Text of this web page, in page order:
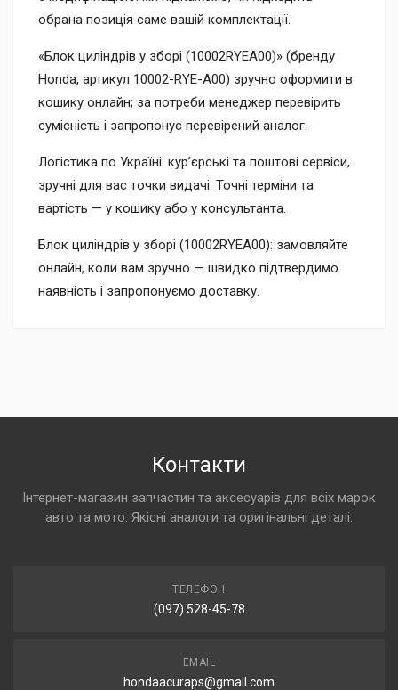
обрана позиція саме вашій комплектації.
«Блок циліндрів у зборі (10002RYEA00)» (бренду
Honda, артикул 10002-RYE-A00) зручно оформити в
кошику онлайн; за потреби менеджер перевірить
сумісність і запропонує перевірений аналог.
Логістика по Україні: кур’єрські та поштові сервіси,
зручні для вас точки видачі. Точні терміни та
вартість — у кошику або у консультанта.
Блок циліндрів у зборі (10002RYEA00): замовляйте
онлайн, коли вам зручно — швидко підтвердимо
наявність і запропонуємо доставку.
Контакти
Інтернет-магазин запчастин та аксесуарів для всіх марок
авто та мото. Якісні аналоги та оригінальні деталі.
ТЕЛЕФОН
(097) 528-45-78
EMAIL
hondaacuraps@gmail.com